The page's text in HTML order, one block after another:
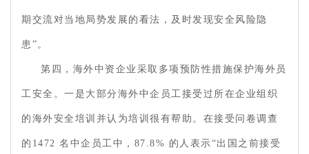
期交流对当地局势发展的看法，及时发现安全风险隐
患”。
第四，海外中资企业采取多项预防性措施保护海外员
工安全。一是大部分海外中企员工接受过所在企业组织
的海外安全培训并认为培训很有帮助。在接受问卷调查
的1472 名中企员工中，87.8% 的人表示“出国之前接受